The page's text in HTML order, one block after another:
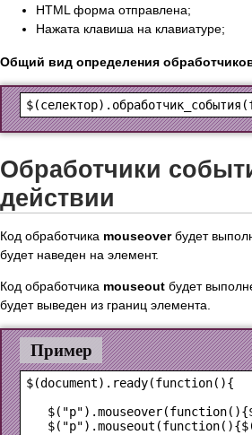
HTML форма отправлена;
Нажата клавиша на клавиатуре;
Общий вид определения
Обработчики
действии
Код обработчика mouseoverбудет
будет наведен на элемент.
Код обработчика mouseout будет
будет выведен из границ элемента.
Пример
$(document).ready(function(){